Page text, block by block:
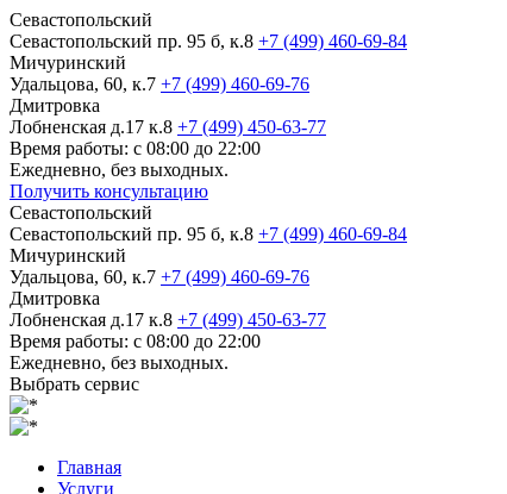
Севастопольский
Севастопольский пр. 95 б, к.8 +7 (499) 460-69-84
Мичуринский
Удальцова, 60, к.7 +7 (499) 460-69-76
Дмитровка
Лобненская д.17 к.8 +7 (499) 450-63-77
Время работы: с 08:00 до 22:00
Ежедневно, без выходных.
Получить консультацию
Севастопольский
Севастопольский пр. 95 б, к.8 +7 (499) 460-69-84
Мичуринский
Удальцова, 60, к.7 +7 (499) 460-69-76
Дмитровка
Лобненская д.17 к.8 +7 (499) 450-63-77
Время работы: с 08:00 до 22:00
Ежедневно, без выходных.
Выбрать сервис
Главная
Услуги